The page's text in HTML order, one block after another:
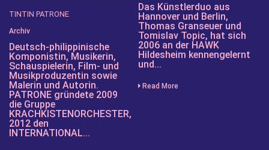
TINTIN PATRONE
Archiv
Deutsch-philippinische
Komponistin, Musikerin,
Schauspielerin, Film- und
Musikproduzentin sowie
Malerin und Autorin.
PATRONE gründete 2009
die Gruppe
KRACHKISTENORCHESTER,
2012 den
INTERNATIONAL...
Das Künstlerduo aus
Hannover und Berlin,
Thomas Granseuer und
Tomislav Topic, hat sich
2006 an der HAWK
Hildesheim kennengelernt
und...
Read More